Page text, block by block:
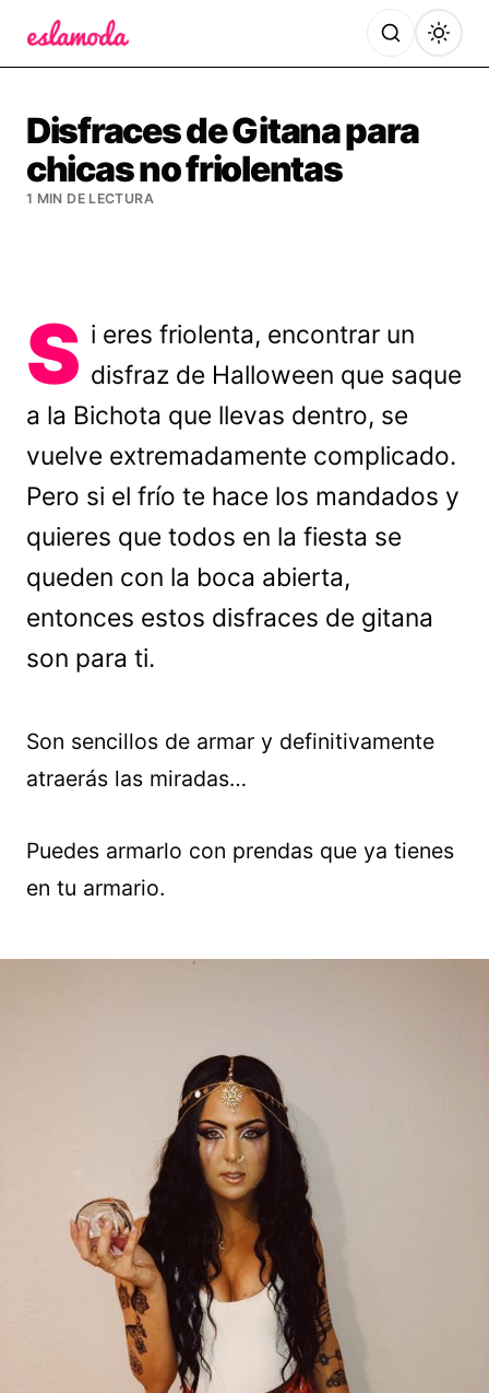
Disfraces de Gitana para
chicas no friolentas
1 MIN DE LECTURA
S i eres friolenta, encontrar un
disfraz de Halloween que saque
a la Bichota que llevas dentro, se
vuelve extremadamente complicado.
Pero si el frío te hace los mandados y
quieres que todos en la fiesta se
queden con la boca abierta,
entonces estos disfraces de gitana
son para ti.
Son sencillos de armar y definitivamente
atraerás las miradas…
Puedes armarlo con prendas que ya tienes
en tu armario.